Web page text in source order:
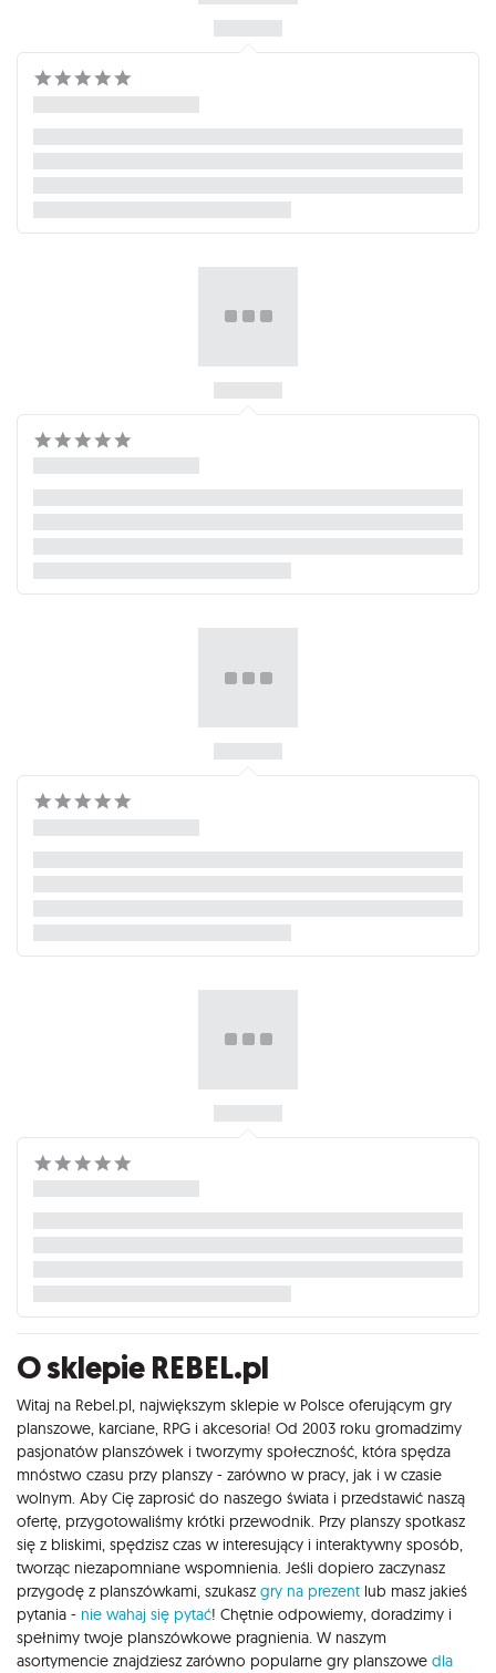
O sklepie REBEL.pl
Witaj na Rebel.pl, największym sklepie w Polsce oferującym gry
planszowe, karciane, RPG i akcesoria! Od 2003 roku gromadzimy
pasjonatów planszówek i tworzymy społeczność, która spędza
mnóstwo czasu przy planszy - zarówno w pracy, jak i w czasie
wolnym. Aby Cię zaprosić do naszego świata i przedstawić naszą
ofertę, przygotowaliśmy krótki przewodnik. Przy planszy spotkasz
się z bliskimi, spędzisz czas w interesujący i interaktywny sposób,
tworząc niezapomniane wspomnienia. Jeśli dopiero zaczynasz
przygodę z planszówkami, szukasz gry na prezent lub masz jakieś
pytania - nie wahaj się pytać! Chętnie odpowiemy, doradzimy i
spełnimy twoje planszówkowe pragnienia. W naszym
asortymencie znajdziesz zarówno popularne gry planszowe dla